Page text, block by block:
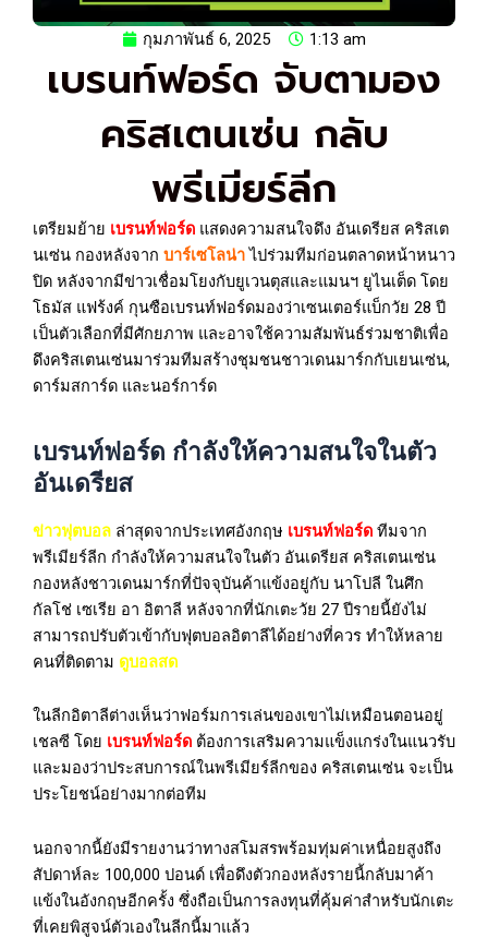
กุมภาพันธ์ 6, 2025 1:13 am
เบรนท์ฟอร์ด จับตามอง
คริสเตนเซ่น กลับ
พรีเมียร์ลีก
เตรียมย้าย เบรนท์ฟอร์ด แสดงความสนใจดึง อันเดรียส คริสเต
นเซ่น กองหลังจาก บาร์เซโลน่าไปร่วมทีมก่อนตลาดหน้าหนาว
ปิด หลังจากมีข่าวเชื่อมโยงกับยูเวนตุสและแมนฯ ยูไนเต็ด โดย
โธมัส แฟร้งค์ กุนซือเบรนท์ฟอร์ดมองว่าเซนเตอร์แบ็กวัย 28 ปี
เป็นตัวเลือกที่มีศักยภาพ และอาจใช้ความสัมพันธ์ร่วมชาติเพื่อ
ดึงคริสเตนเซ่นมาร่วมทีมสร้างชุมชนชาวเดนมาร์กกับเยนเซ่น,
ดาร์มสการ์ด และนอร์การ์ด
เบรนท์ฟอร์ด กำลังให้ความสนใจในตัว
อันเดรียส
ข่าวฟุตบอล ล่าสุดจากประเทศอังกฤษ เบรนท์ฟอร์ด ทีมจาก
พรีเมียร์ลีก กำลังให้ความสนใจในตัว อันเดรียส คริสเตนเซ่น
กองหลังชาวเดนมาร์กที่ปัจจุบันค้าแข้งอยู่กับ นาโปลี ในศึก
กัลโช่ เซเรีย อา อิตาลี หลังจากที่นักเตะวัย 27 ปีรายนี้ยังไม่
สามารถปรับตัวเข้ากับฟุตบอลอิตาลีได้อย่างที่ควร ทำให้หลาย
คนที่ติดตาม ดูบอลสด
ในลีกอิตาลีต่างเห็นว่าฟอร์มการเล่นของเขาไม่เหมือนตอนอยู่
เชลซี โดย เบรนท์ฟอร์ด ต้องการเสริมความแข็งแกร่งในแนวรับ
และมองว่าประสบการณ์ในพรีเมียร์ลีกของ คริสเตนเซ่น จะเป็น
ประโยชน์อย่างมากต่อทีม
นอกจากนี้ยังมีรายงานว่าทางสโมสรพร้อมทุ่มค่าเหนื่อยสูงถึง
สัปดาห์ละ 100,000 ปอนด์ เพื่อดึงตัวกองหลังรายนี้กลับมาค้า
แข้งในอังกฤษอีกครั้ง ซึ่งถือเป็นการลงทุนที่คุ้มค่าสำหรับนักเตะ
ที่เคยพิสูจน์ตัวเองในลีกนี้มาแล้ว